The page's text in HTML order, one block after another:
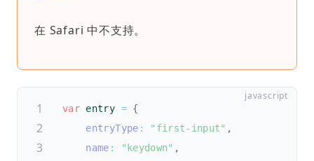
在 Safari 中不支持。
var entry = {
entryType : "first-input" ,
name : "keydown" ,